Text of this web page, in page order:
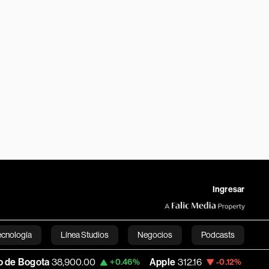
Ingresar
Línea Studios Negocios Podcasts
English +0.46% Apple 312.16 -0.12% USD COP